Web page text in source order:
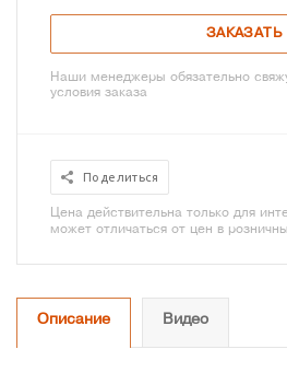
ЗАКАЗАТЬ
Наши менеджеры обязательно
условия заказа
Поделиться
Цена действительна только для
может отличаться от цен в
Описание Видео